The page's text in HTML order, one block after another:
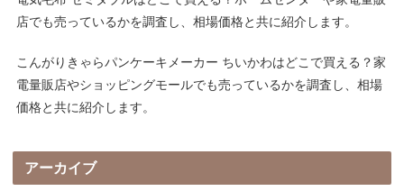
店でも売っているかを調査し、相場価格と共に紹介します。
こんがりきゃらパンケーキメーカー ちいかわはどこで買える？家
電量販店やショッピングモールでも売っているかを調査し、相場
価格と共に紹介します。
アーカイブ